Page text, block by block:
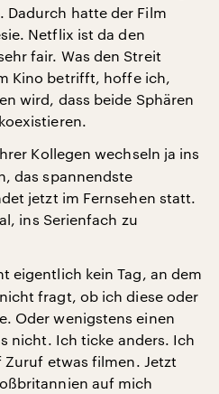
Dadurch hatte der Film
Netflix ist da den
fair. Was den Streit
Kino betrifft, hoffe ich,
wird, dass beide Sphären
Kollegen wechseln ja ins
das spannendste
jetzt im Fernsehen statt.
ins Serienfach zu
eigentlich kein Tag, an dem
fragt, ob ich diese oder
Oder wenigstens einen
nicht. Ich ticke anders. Ich
etwas filmen. Jetzt
auf mich